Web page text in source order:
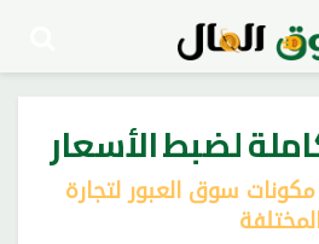
لضبط الأسعار
سوق العبور لتجارة